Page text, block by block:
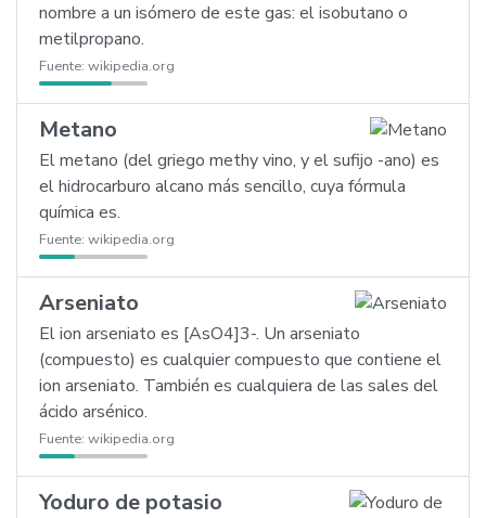
nombre a un isómero de este gas: el isobutano o
metilpropano.
Fuente: wikipedia.org
Metano
El metano (del griego methy vino, y el sufijo -ano) es
el hidrocarburo alcano más sencillo, cuya fórmula
química es.
Fuente: wikipedia.org
Arseniato
El ion arseniato es [AsO4]3-. Un arseniato
(compuesto) es cualquier compuesto que contiene el
ion arseniato. También es cualquiera de las sales del
ácido arsénico.
Fuente: wikipedia.org
Yoduro de potasio